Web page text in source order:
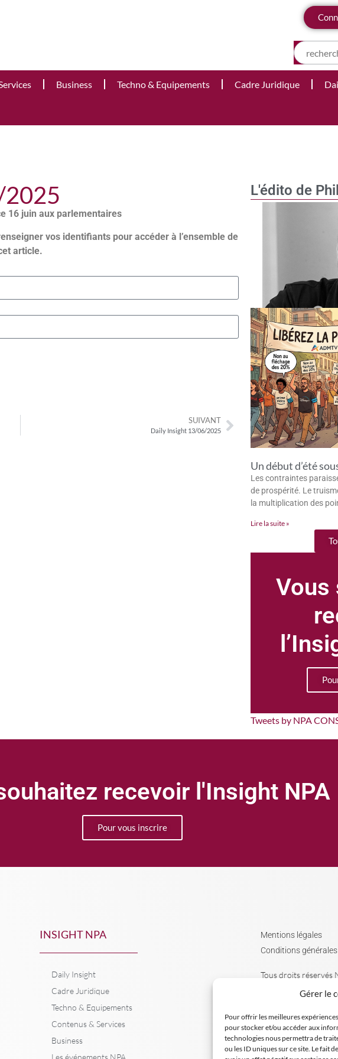
Gérer le
Pour offrir les meilleures
pour stocker et/ou accéder aux
technologies nous permettra de
ou les ID uniques sur ce site. Le fait
Business Techno & Equipements Cadre Juridique
L'édito de
Un début d’été
Les contraintes
de prospérité. Le
la multiplication des
Lire la suite »
Vous
Tweets by NPA
16 juin aux parlementaires
vos identifiants pour accéder à l’ensemble de
article.
SUIVANT
Daily Insight 13/06/2025
recevoir l'Insight NPA
Pour vous inscrire
INSIGHT NPA
Daily Insight
Cadre Juridique
Techno & Equipements
Contenus & Services
Business
Mentions légales
Conditions
Tous droits réservés